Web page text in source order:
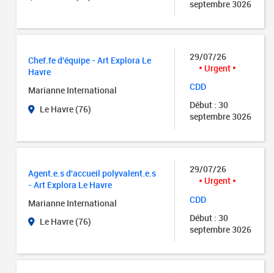
septembre 3026
Chef.fe d'équipe - Art Explora Le
Havre
Marianne International
Le Havre (76)
29/07/26
Urgent
CDD
Début : 30
septembre 3026
Agent.e.s d'accueil polyvalent.e.s
- Art Explora Le Havre
Marianne International
Le Havre (76)
29/07/26
Urgent
CDD
Début : 30
septembre 3026